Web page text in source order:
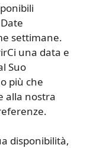
settimane.
una data e
Suo
più che
alla nostra
disponibilità,